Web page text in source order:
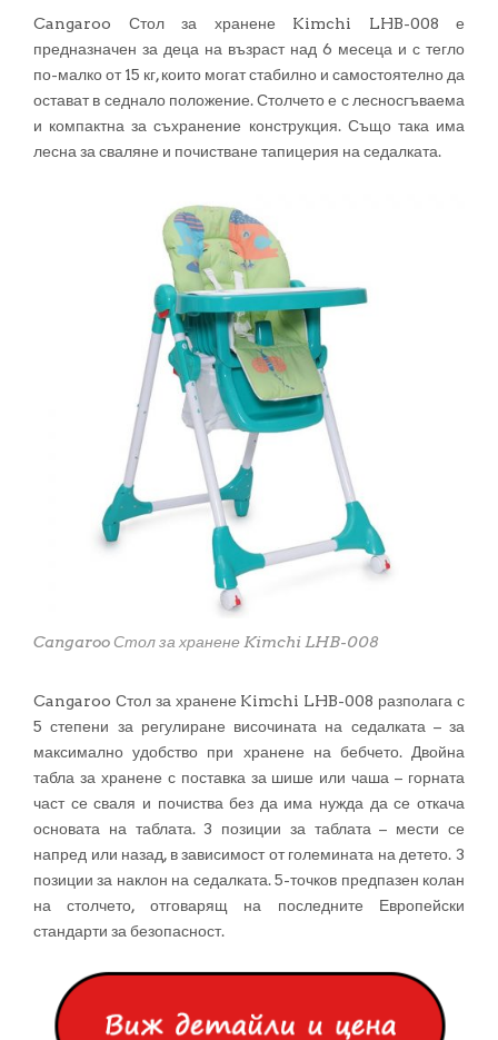
Cangaroo Стол за хранене Kimchi LHB-008 е
предназначен за деца на възраст над 6 месеца и с тегло
по-малко от 15 кг, които могат стабилно и самостоятелно да
остават в седнало положение. Столчето е с лесносгъваема
и компактна за съхранение конструкция. Също така има
лесна за сваляне и почистване тапицерия на седалката.
Cangaroo Стол за хранене Kimchi LHB-008
Cangaroo Стол за хранене Kimchi LHB-008 разполага с
5 степени за регулиране височината на седалката – за
максимално удобство при хранене на бебчето. Двойна
табла за хранене с поставка за шише или чаша – горната
част се сваля и почиства без да има нужда да се откача
основата на таблата. 3 позиции за таблата – мести се
напред или назад, в зависимост от големината на детето. 3
позиции за наклон на седалката. 5-точков предпазен колан
на столчето, отговарящ на последните Европейски
стандарти за безопасност.